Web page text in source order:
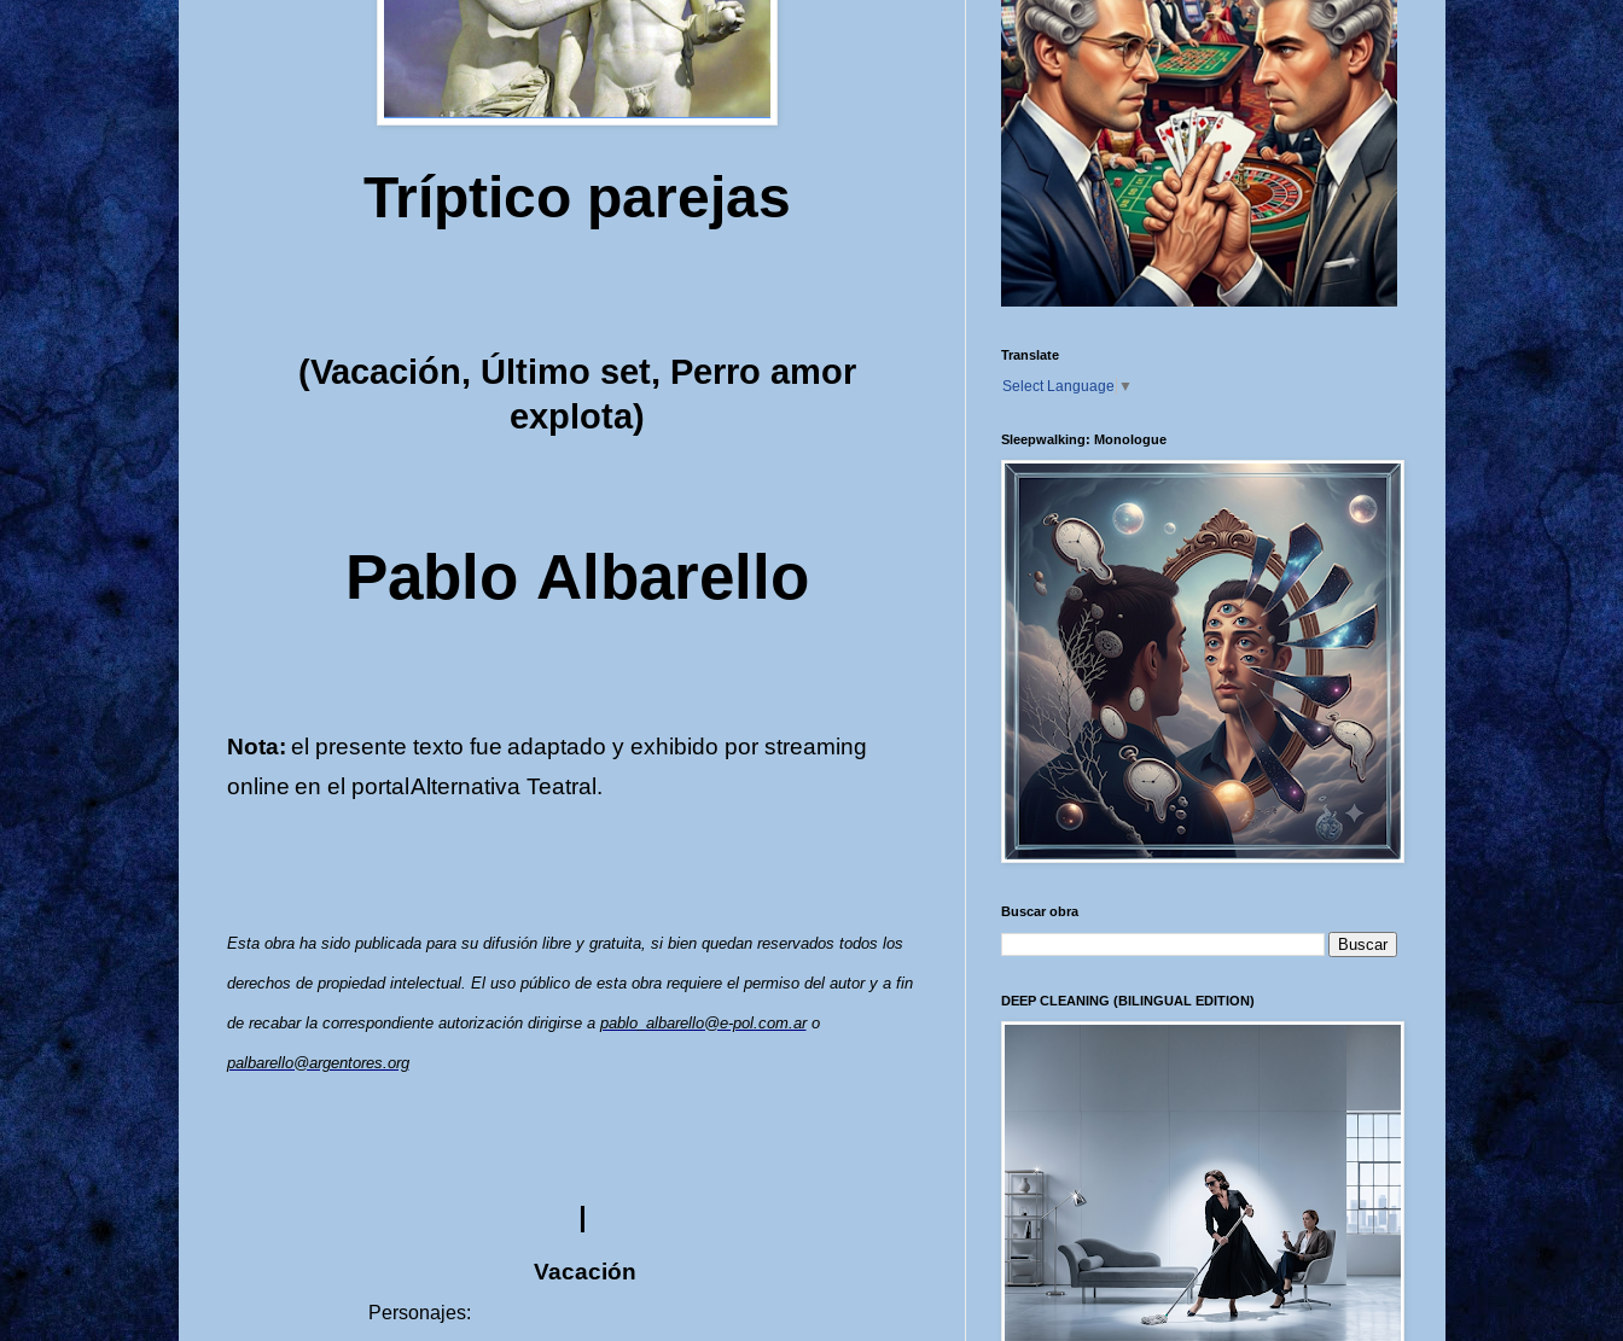
Tríptico parejas
(Vacación, Último set, Perro amor
explota)
Pablo Albarello
Nota: el presente texto fue adaptado y exhibido por streaming
online en el portalAlternativa Teatral.
Esta obra ha sido publicada para su difusión libre y gratuita, si bien quedan reservados todos los
derechos de propiedad intelectual. El uso público de esta obra requiere el permiso del autor y a fin
de recabar la correspondiente autorización dirigirse a pablo_albarello@e-pol.com.aro
palbarello@argentores.org
I
Vacación
Personajes:
Translate
Select Language ▼
Sleepwalking: Monologue
Buscar obra
DEEP CLEANING (BILINGUAL EDITION)